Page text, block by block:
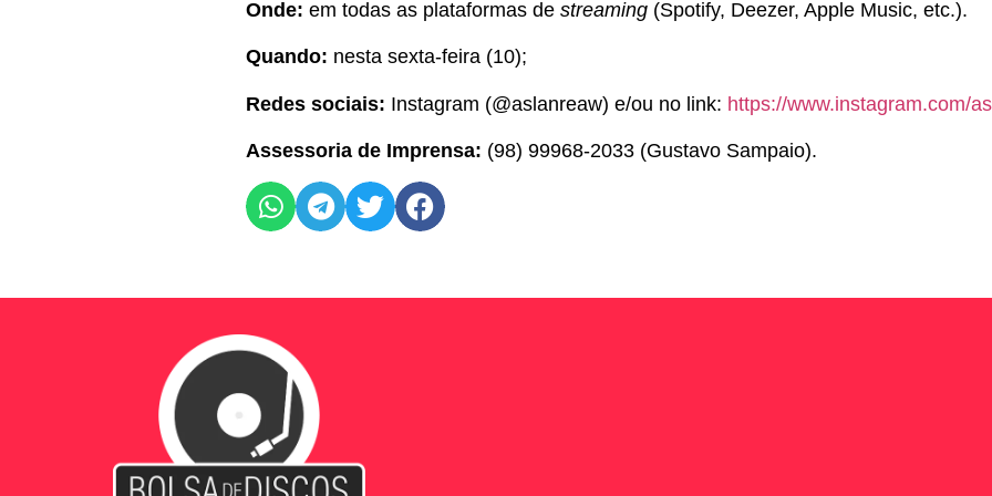
Onde: em todas as plataformas de streaming (Spotify, Deezer, Apple Music, etc.).
Quando: nesta sexta-feira (10);
Redes sociais: Instagram (@aslanreaw) e/ou no link: https://www.instagram.com/
Assessoria de Imprensa: (98) 99968-2033 (Gustavo Sampaio).